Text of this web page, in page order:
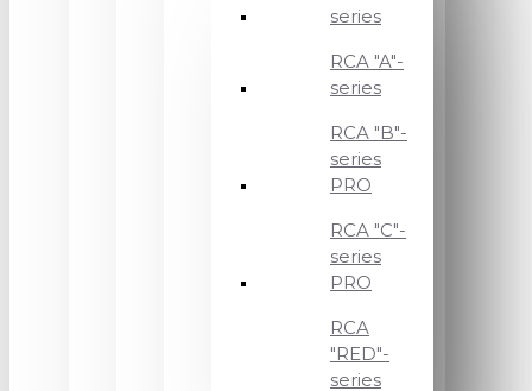
series
RCA "A"-
series
RCA "B"-
series
PRO
RCA "C"-
series
PRO
RCA
"RED"-
series